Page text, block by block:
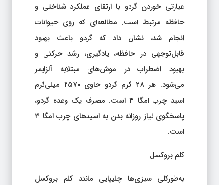
عبارتی خوردن گردو با ارتقای عملکرد شناختی و
حافظه مرتبط است. مطالعه‌ای که روی حیوانات
انجام شد، نشان داد که گردو باعث بهبود
قابل‌توجهی در حافظه، یادگیری، رشد حرکتی و
بهبود اضطراب در موش‌های مبتلابه آلزایمر
می‌شود. هر ۲۸ گرم گردو حاوی ۲۵۷۰ میلی‌گرم
اسید چرب امگا ۳ است. مصرف یک وعده گردو،
پاسخگوی نیاز روزانه بدن به اسیدهای چرب امگا ۳
است.
کلم بروکسل
به‌طورکلی سبزی‌ها چلیپایی مانند کلم بروکسل